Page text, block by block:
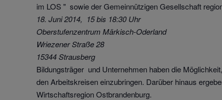
im LOS " sowie der Gemeinnützigen Gesellschaft
18. Juni 2014, 15 bis 18:30 Uhr
Oberstufenzentrum Märkisch-Oderland
Wriezener Straße 28
15344 Strausberg
Bildungsträger und Unternehmen haben die
den Arbeitskreisen einzubringen. Darüber hinaus
Wirtschaftsregion Ostbrandenburg.